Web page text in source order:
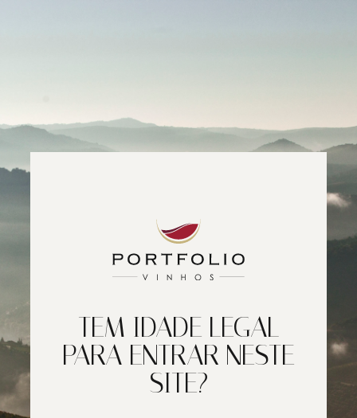
TEM IDADE LEGAL
PARA ENTRAR NESTE
SITE?